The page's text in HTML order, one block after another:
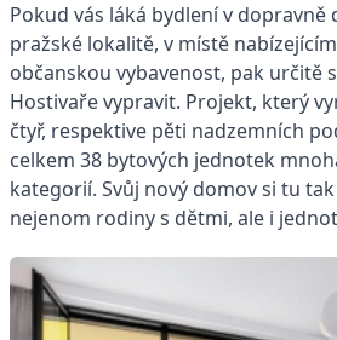
Pokud vás láká bydlení v
pražské lokalitě, v místě
občanskou vybavenost, pak určitě
Hostivaře vypravit. Projekt, který
čtyř, respektive pěti nadzemních
celkem 38 bytových jednotek
kategorií. Svůj nový domov si tu
nejenom rodiny s dětmi, ale i